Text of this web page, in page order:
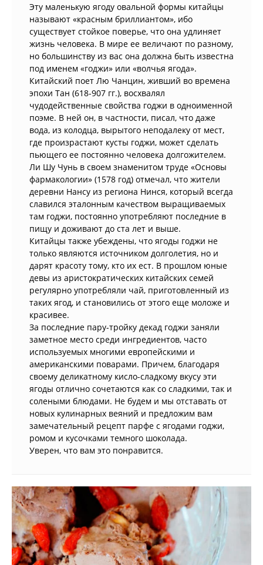
Эту маленькую ягоду овальной формы китайцы
называют «красным бриллиантом», ибо
существует стойкое поверье, что она удлиняет
жизнь человека. В мире ее величают по разному,
но большинству из вас она должна быть известна
под именем «годжи» или «волчья ягода».
Китайский поет Лю Чанцин, живший во времена
эпохи Тан (618-907 гг.), восхвалял
чудодейственные свойства годжи в одноименной
поэме. В ней он, в частности, писал, что даже
вода, из колодца, вырытого неподалеку от мест,
где произрастают кусты годжи, может сделать
пьющего ее постоянно человека долгожителем.
Ли Шу Чунь в своем знаменитом труде «Основы
фармакологии» (1578 год) отмечал, что жители
деревни Нансу из региона Нинся, который всегда
славился эталонным качеством выращиваемых
там годжи, постоянно употребляют последние в
пищу и доживают до ста лет и выше.
Китайцы также убеждены, что ягоды годжи не
только являются источником долголетия, но и
дарят красоту тому, кто их ест. В прошлом юные
девы из аристократических китайских семей
регулярно употребляли чай, приготовленный из
таких ягод, и становились от этого еще моложе и
красивее.
За последние пару-тройку декад годжи заняли
заметное место среди ингредиентов, часто
используемых многими европейскими и
американскими поварами. Причем, благодаря
своему деликатному кисло-сладкому вкусу эти
ягоды отлично сочетаются как со сладкими, так и
солеными блюдами. Не будем и мы отставать от
новых кулинарных веяний и предложим вам
замечательный рецепт парфе с ягодами годжи,
ромом и кусочками темного шоколада.
Уверен, что вам это понравится.